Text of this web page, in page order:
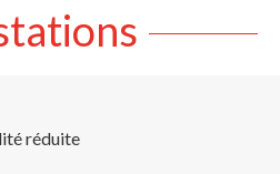
réduite